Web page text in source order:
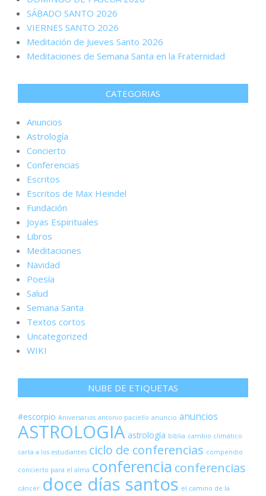
SÁBADO SANTO 2026
VIERNES SANTO 2026
Meditación de Jueves Santo 2026
Meditaciones de Semana Santa en la Fraternidad
CATEGORIAS
Anuncios
Astrología
Concierto
Conferencias
Escritos
Escritos de Max Heindel
Fundación
Joyas Espirituales
Libros
Meditaciones
Navidad
Poesía
Salud
Semana Santa
Textos cortos
Uncategorized
WIKI
NUBE DE ETIQUETAS
#escorpio Aniversarios antonio paciello anuncio anuncios
ASTROLOGIA astrología biblia cambio climático
carta a los estudiantes ciclo de conferencias compendio
concierto para el alma conferencia conferencias
cáncer doce días santos el camino de la